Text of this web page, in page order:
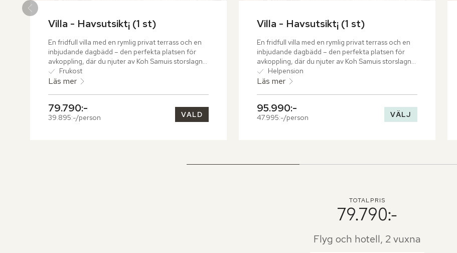
Villa - Havsutsikt¡ (1 st)
En fridfull villa med en rymlig privat terrass och en
inbjudande dagbädd – den perfekta platsen för
avkoppling, där du njuter av Koh Samuis storslagna
natur.Frukost
Läs mer
79.790:-
39.895:-/person VALD
Villa - Havsutsikt¡ (1 st)
En fridfull villa med en rymlig privat terrass och en
inbjudande dagbädd – den perfekta platsen för
avkoppling, där du njuter av Koh Samuis storslagna
natur.Helpension
Läs mer
95.990:-
47.995:-/person VÄLJ
TOTALPRIS
79.790:-
Flyg och hotell, 2 vuxna